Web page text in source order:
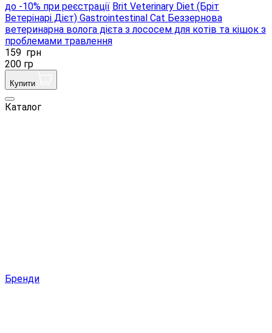
до -10% при реєстрації Brit Veterinary Diet (Бріт
Ветерінарі Дієт) Gastrointestinal Cat Беззернова
ветеринарна волога дієта з лососем для котів та кішок з
проблемами травлення
159 грн
200 гр
Купити
Каталог
Бренди